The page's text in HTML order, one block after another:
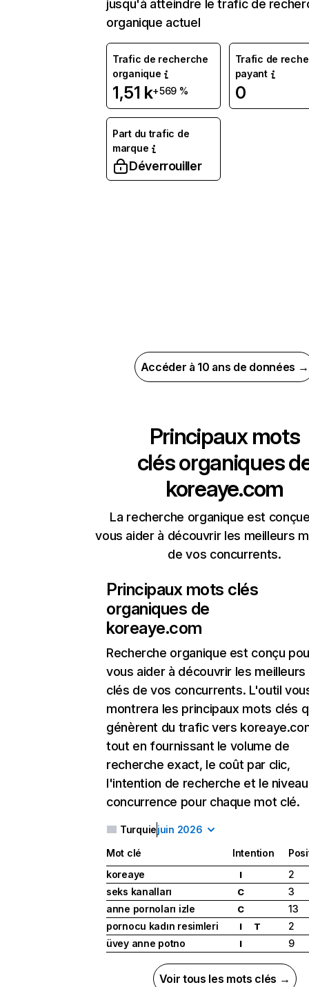
jusqu'à atteindre le trafic de
organique actuel
Trafic de recherche
organique
1,51 k+569 %
Trafic de
payant
0
Part du trafic de
marque
Déverrouiller
Accéder à 10 ans de données →
Principaux mots
clés organiques
koreaye.com
La recherche organique est
vous aider à découvrir les meilleurs
de vos concurrents.
Principaux mots clés
organiques de
koreaye.com
Recherche organique est conçu
vous aider à découvrir les
clés de vos concurrents. L'outil
montrera les principaux mots clés
génèrent du trafic vers
tout en fournissant le volume de
recherche exact, le coût par clic,
l'intention de recherche et le
concurrence pour chaque mot clé.
Turquiejuin 2026
Mot clé Intention
koreaye
I
2
seks kanalları
C
3
anne pornoları izle
C
13
pornocu kadın resimleri
I T
2
üvey anne potno
I 9
Voir tous les mots clés →